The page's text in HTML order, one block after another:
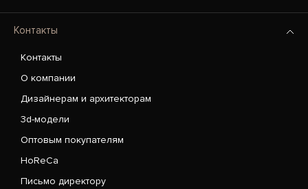
Контакты
Контакты
О компании
Дизайнерам и архитекторам
3d-модели
Оптовым покупателям
HoReCa
Письмо директору